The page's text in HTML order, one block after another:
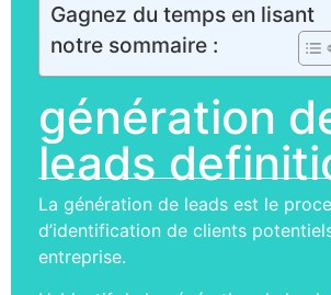
Gagnez du temps en lisant
notre sommaire :
génération
leads
La génération de leads est le
d’identification de clients
entreprise.